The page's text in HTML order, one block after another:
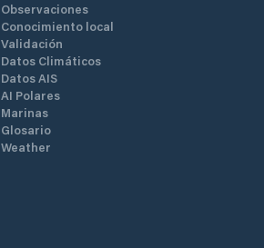
Observaciones
Conocimiento local
Validación
Datos Climáticos
Datos AIS
AI Polares
Marinas
Glosario
Weather